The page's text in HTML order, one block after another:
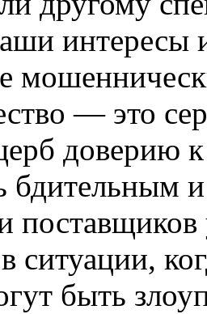
— это
доверию
бдительным
ситуации,
быть